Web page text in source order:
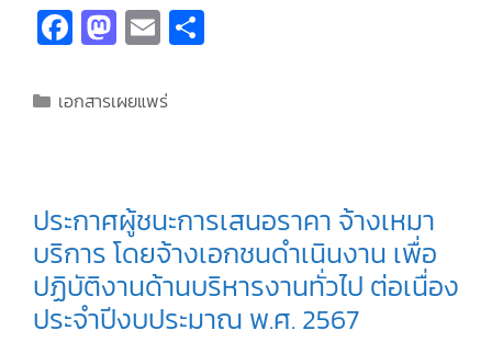
Fa
ce
b
k
M
as
to
n
E
m
ai
เอกสารเผยแพร่
ประกาศผู้ชนะการเสนอราคา จ้างเหมา
บริการ โดยจ้างเอกชนดำเนินงาน เพื่อ
ปฏิบัติงานด้านบริหารงานทั่วไป ต่อเนื่อง
ประจำปีงบประมาณ พ.ศ. 2567